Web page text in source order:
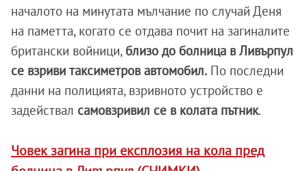
началото на минутата мълчание по случай Деня
на паметта, когато се отдава почит на загиналите
британски войници, близо до болница в Ливърпул
се взриви таксиметров автомобил. По последни
данни на полицията, взривното устройство е
задействал самовзривил се в колата пътник.
Човек загина при експлозия на кола пред